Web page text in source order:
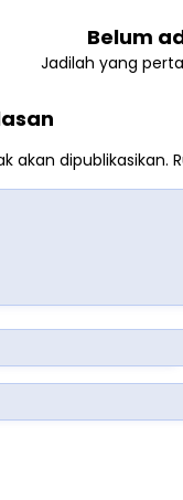
Belum
Jadilah yang
akan dipublikasikan.